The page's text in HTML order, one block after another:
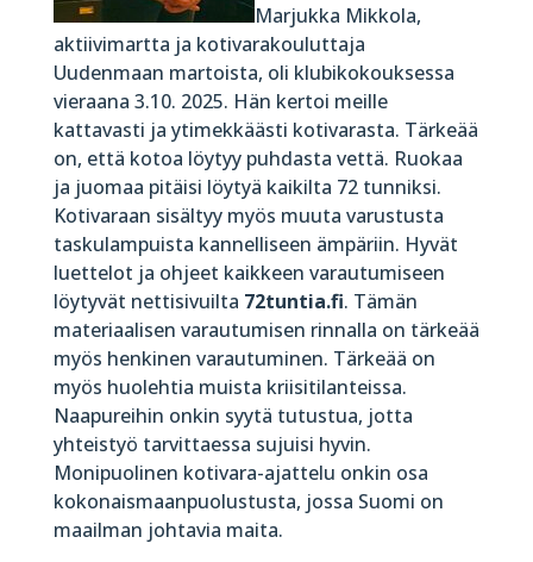
Marjukka Mikkola,
aktiivimartta ja kotivarakouluttaja
Uudenmaan martoista, oli klubikokouksessa
vieraana 3.10. 2025. Hän kertoi meille
kattavasti ja ytimekkäästi kotivarasta. Tärkeää
on, että kotoa löytyy puhdasta vettä. Ruokaa
ja juomaa pitäisi löytyä kaikilta 72 tunniksi.
Kotivaraan sisältyy myös muuta varustusta
taskulampuista kannelliseen ämpäriin. Hyvät
luettelot ja ohjeet kaikkeen varautumiseen
löytyvät nettisivuilta 72tuntia.fi. Tämän
materiaalisen varautumisen rinnalla on tärkeää
myös henkinen varautuminen. Tärkeää on
myös huolehtia muista kriisitilanteissa.
Naapureihin onkin syytä tutustua, jotta
yhteistyö tarvittaessa sujuisi hyvin.
Monipuolinen kotivara-ajattelu onkin osa
kokonaismaanpuolustusta, jossa Suomi on
maailman johtavia maita.